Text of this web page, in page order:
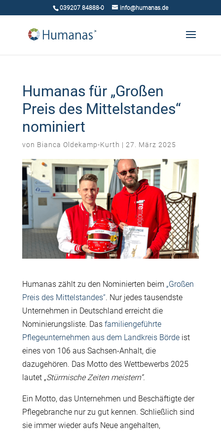
039207 84888-0 info@humanas.de
Humanas für „Großen
Preis des Mittelstandes“
nominiert
von Bianca Oldekamp-Kurth | 27. März 2025
Humanas zählt zu den Nominierten beim „Großen
Preis des Mittelstandes“. Nur jedes tausendste
Unternehmen in Deutschland erreicht die
Nominierungsliste. Das familiengeführte
Pflegeunternehmen aus dem Landkreis Bördeist
eines von 106 aus Sachsen-Anhalt, die
dazugehören. Das Motto des Wettbewerbs 2025
lautet „Stürmische Zeiten meistern“.
Ein Motto, das Unternehmen und Beschäftigte der
Pflegebranche nur zu gut kennen. Schließlich sind
sie immer wieder aufs Neue angehalten,